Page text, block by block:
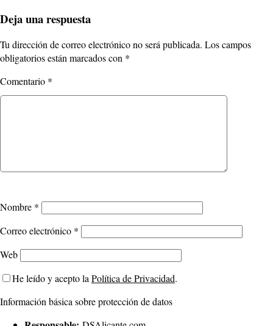
Deja una respuesta
Tu dirección de correo electrónico no será publicada. Los campos
obligatorios están marcados con *
Comentario *
Nombre *
Correo electrónico *
Web
He leído y acepto laPolítica de Privacidad.
Información básica sobre protección de datos